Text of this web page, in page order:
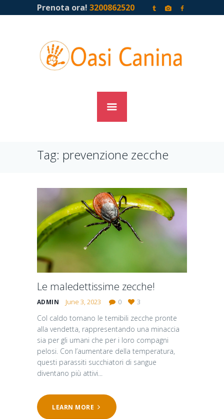
Prenota ora! 3200862520
Tag: prevenzione zecche
Le maledettissime zecche!
ADMIN June 3, 2023 0 3
Col caldo tornano le temibili zecche pronte
alla vendetta, rappresentando una minaccia
sia per gli umani che per i loro compagni
pelosi. Con l’aumentare della temperatura,
questi parassiti succhiatori di sangue
diventano più attivi...
LEARN MORE